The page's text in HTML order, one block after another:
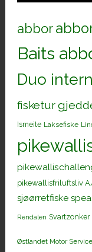
abbor
Baits
Duo
fisketur
Ismeite Laksefiske
pikewallisfriluftsliv
sjøørretfiske
Rendalen Svartzonker
Østlandet Motor